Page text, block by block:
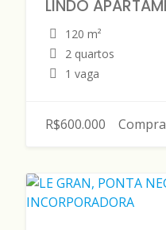
120 m²
2 quartos
1 vaga
R$600.000 Compra